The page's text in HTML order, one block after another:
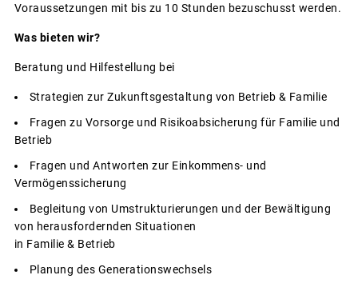
Voraussetzungen mit bis zu 10 Stunden bezuschusst werden.
Was bieten wir?
Beratung und Hilfestellung bei
Strategien zur Zukunftsgestaltung von Betrieb & Familie
Fragen zu Vorsorge und Risikoabsicherung für Familie und
Betrieb
Fragen und Antworten zur Einkommens- und
Vermögenssicherung
Begleitung von Umstrukturierungen und der Bewältigung
von herausfordernden Situationen
in Familie & Betrieb
Planung des Generationswechsels